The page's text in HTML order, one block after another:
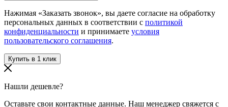
Нажимая «Заказать звонок», вы даете согласие на обработку
персональных данных в соответствии с политикой
конфиденциальности и принимаете условия
пользовательского соглашения.
Нашли дешевле?
Оставьте свои контактные данные. Наш менеджер свяжется с